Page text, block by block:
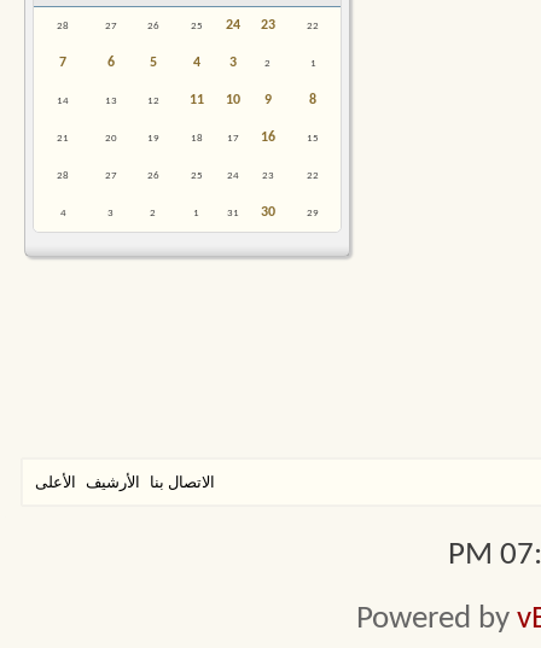
22
23
24
25
26
27
28
1
2
3
4
5
6
7
8
9
10
11
12
13
14
15
16
17
18
19
20
21
22
23
24
25
26
27
28
29
30
31
1
2
3
4
الاتصال بنا الأرشيف الأعلى
Powered by